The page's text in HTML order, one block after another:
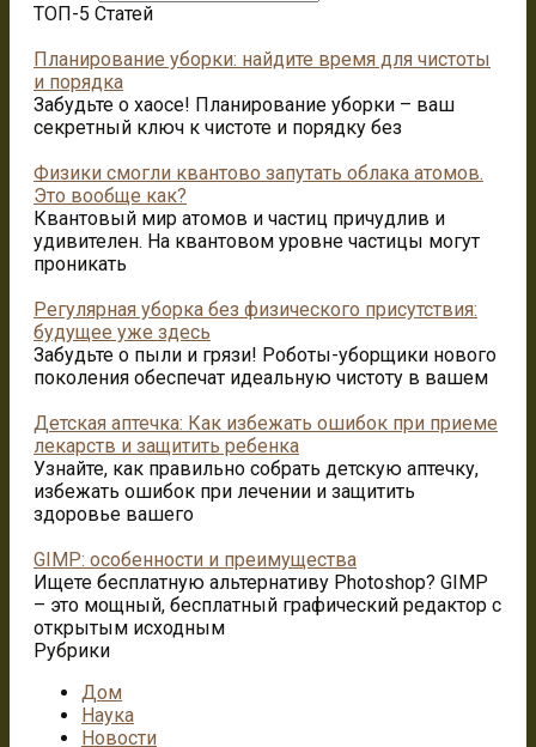
ТОП-5 Статей
Планирование уборки: найдите время для чистоты
и порядка
Забудьте о хаосе! Планирование уборки – ваш
секретный ключ к чистоте и порядку без
Физики смогли квантово запутать облака атомов.
Это вообще как?
Квантовый мир атомов и частиц причудлив и
удивителен. На квантовом уровне частицы могут
проникать
Регулярная уборка без физического присутствия:
будущее уже здесь
Забудьте о пыли и грязи! Роботы-уборщики нового
поколения обеспечат идеальную чистоту в вашем
Детская аптечка: Как избежать ошибок при приеме
лекарств и защитить ребенка
Узнайте, как правильно собрать детскую аптечку,
избежать ошибок при лечении и защитить
здоровье вашего
GIMP: особенности и преимущества
Ищете бесплатную альтернативу Photoshop? GIMP
– это мощный, бесплатный графический редактор с
открытым исходным
Рубрики
Дом
Наука
Новости